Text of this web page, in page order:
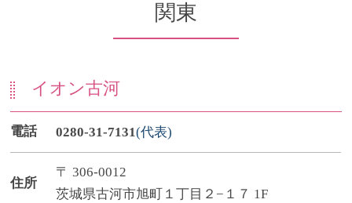
関東
イオン古河
電話 0280-31-7131(代表)
住所
〒 306-0012
茨城県古河市旭町１丁目２−１７ 1F